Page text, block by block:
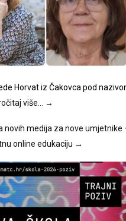
Horvat iz Čakovca pod
više… →
novih medija za nove umjetnike
online edukaciju →